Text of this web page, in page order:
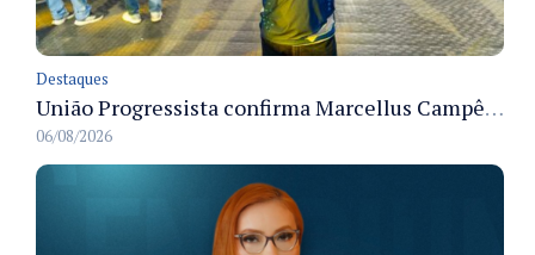
Destaques
União Progressista confirma Marcellus Campêlo como candidato a deputado estadual
06/08/2026